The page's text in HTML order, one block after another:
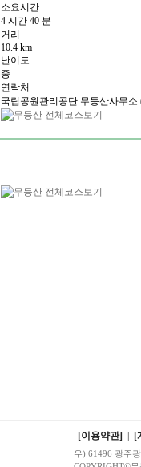
소요시간
4 시간 40 분
거리
10.4 km
난이도
중
연락처
국립공원관리공단 무등산사무소
[이용약관] [
우) 61496 광주